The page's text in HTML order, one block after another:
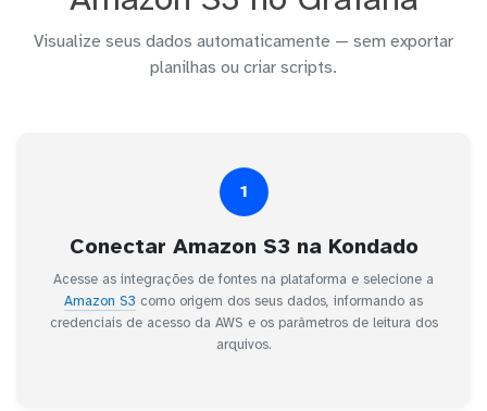
Visualize seus dados automaticamente — sem exportar
planilhas ou criar scripts.
1
Conectar Amazon S3 na Kondado
Acesse as integrações de fontes na plataforma e selecione a
Amazon S3 como origem dos seus dados, informando as
credenciais de acesso da AWS e os parâmetros de leitura dos
arquivos.